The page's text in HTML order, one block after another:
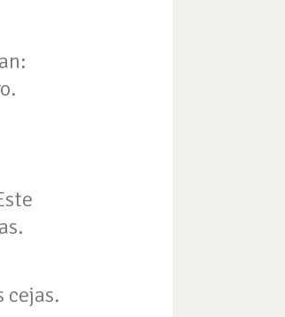
cejas.